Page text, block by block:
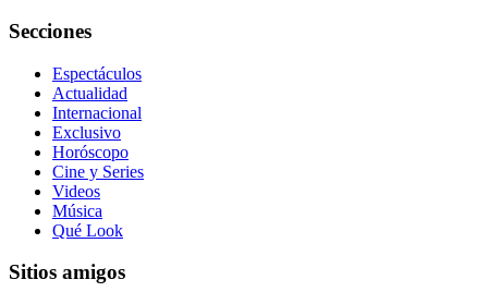
Secciones
Espectáculos
Actualidad
Internacional
Exclusivo
Horóscopo
Cine y Series
Videos
Música
Qué Look
Sitios amigos